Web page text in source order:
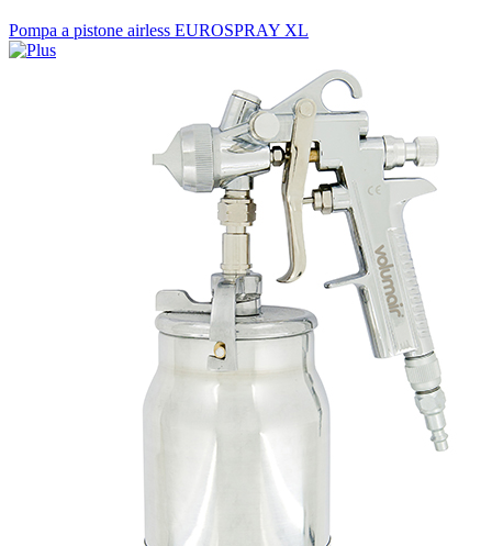
Pompa a pistone airless EUROSPRAY XL